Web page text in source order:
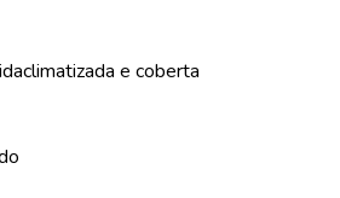
e coberta